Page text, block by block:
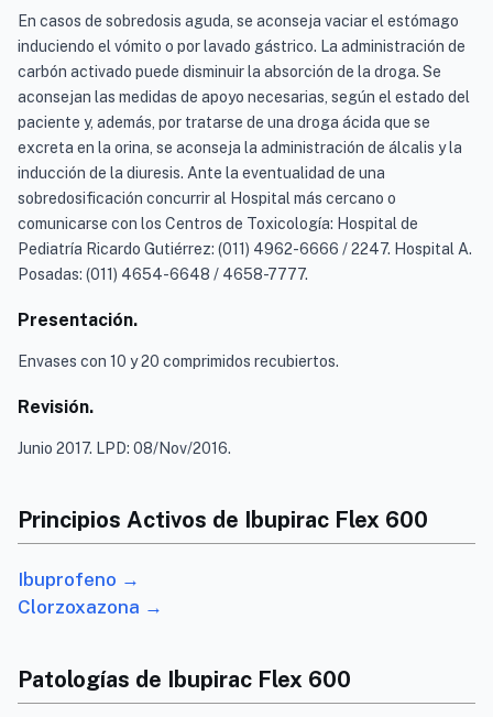
En casos de sobredosis aguda, se aconseja vaciar el estómago
induciendo el vómito o por lavado gástrico. La administración de
carbón activado puede disminuir la absorción de la droga. Se
aconsejan las medidas de apoyo necesarias, según el estado del
paciente y, además, por tratarse de una droga ácida que se
excreta en la orina, se aconseja la administración de álcalis y la
inducción de la diuresis. Ante la eventualidad de una
sobredosificación concurrir al Hospital más cercano o
comunicarse con los Centros de Toxicología: Hospital de
Pediatría Ricardo Gutiérrez: (011) 4962-6666 / 2247. Hospital A.
Posadas: (011) 4654-6648 / 4658-7777.
Presentación.
Envases con 10 y 20 comprimidos recubiertos.
Revisión.
Junio 2017. LPD: 08/Nov/2016.
Principios Activos de Ibupirac Flex 600
Ibuprofeno →
Clorzoxazona →
Patologías de Ibupirac Flex 600